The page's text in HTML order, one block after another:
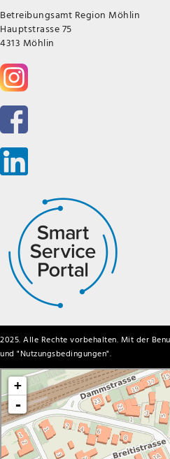
Betreibungsamt Region Möhlin
Hauptstrasse 75
4313 Möhlin
2025. Alle Rechte vorbehalten. Mit der
und "Nutzungsbedingungen".